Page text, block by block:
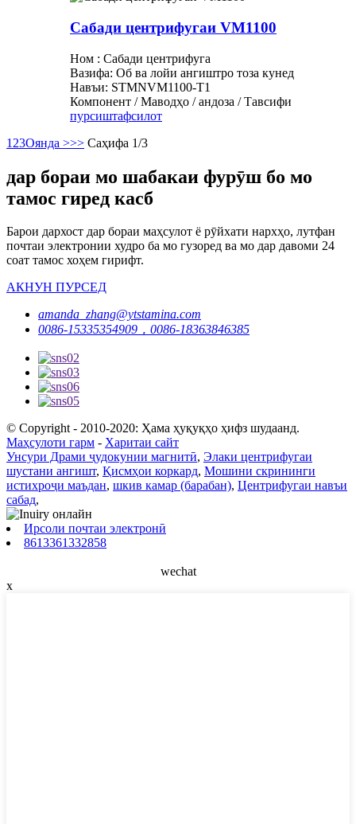
Сабади центрифугаи VM1100
Ном : Сабади центрифуга
Вазифа: Об ва лойи ангиштро тоза кунед
Навъи: STMNVM1100-T1
Компонент / Маводҳо / андоза / Тавсифи
пурсиштафсилот
1 23Оянда >>> Саҳифа 1/3
дар бораи мо шабакаи фурӯш бо мо
тамос гиред касб
Барои дархост дар бораи маҳсулот ё рӯйхати нархҳо, лутфан
почтаи электронии худро ба мо гузоред ва мо дар давоми 24
соат тамос хоҳем гирифт.
АКНУН ПУРСЕД
amanda_zhang@ytstamina.com
0086-15335354909，0086-18363846385
© Copyright - 2010-2020: Ҳама ҳуқуқҳо ҳифз шудаанд.
Маҳсулоти гарм - Харитаи сайт
Унсури Драми ҷудокунии магнитӣ, Элаки центрифугаи
шустани ангишт, Қисмҳои коркард, Мошини скрининги
истихроҷи маъдан, шкив камар (барабан), Центрифугаи навъи
сабад,
Ирсоли почтаи электронӣ
8613361332858
wechat
x